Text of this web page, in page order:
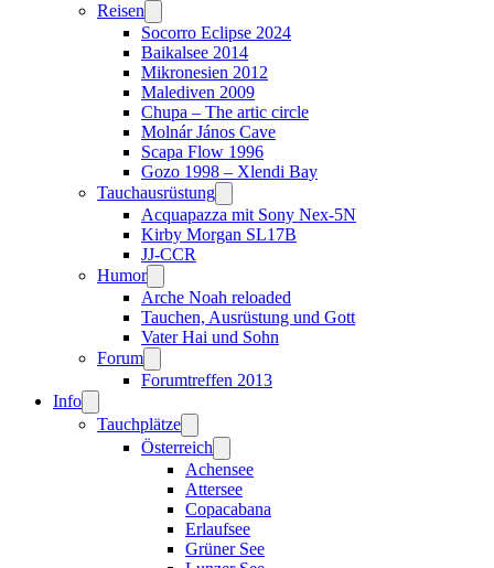
Reisen
Socorro Eclipse 2024
Baikalsee 2014
Mikronesien 2012
Malediven 2009
Chupa – The artic circle
Molnár János Cave
Scapa Flow 1996
Gozo 1998 – Xlendi Bay
Tauchausrüstung
Acquapazza mit Sony Nex-5N
Kirby Morgan SL17B
JJ-CCR
Humor
Arche Noah reloaded
Tauchen, Ausrüstung und Gott
Vater Hai und Sohn
Forum
Forumtreffen 2013
Info
Tauchplätze
Österreich
Achensee
Attersee
Copacabana
Erlaufsee
Grüner See